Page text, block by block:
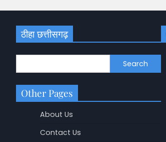
ठीहा छत्तीसगढ़
Search
Other Pages
About Us
Contact Us